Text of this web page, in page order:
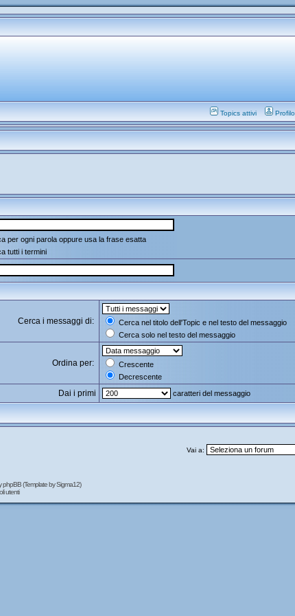
Topics attivi Profilo
per ogni parola oppure usa la frase esatta
tutti i termini
Cerca i messaggi di:
Cerca nel titolo dell'Topic e nel testo del messaggio
Cerca solo nel testo del messaggio
Ordina per:
Crescente
Decrescente
Dai i primi caratteri del messaggio
Vai a:
phpBB(Template by Sigma12)
utenti